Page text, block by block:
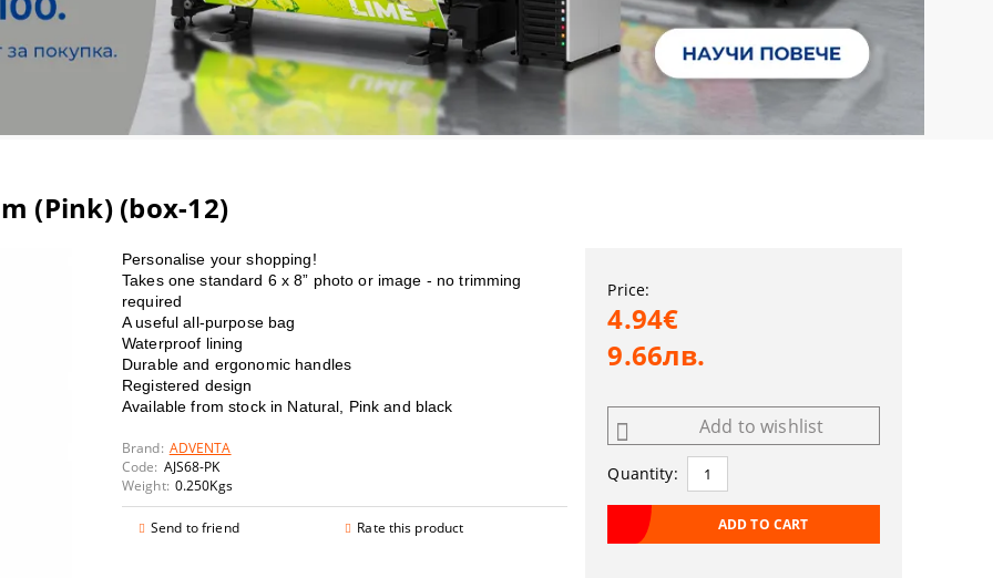
S - Solvent Large Format Printers
printers
T - large format printers/scanners POS/CAD/GIS
VersiFlex decorating system
GEL PRINTERS
PRINTERS
white and neon toner
transfer media
printing supplies
SEPARATION
Ink-Jet Pprintable CD/DVD/BD discs
t-shirts
Adhesive Cardboards
and consumables
and calendars
(Pink) (box-12)
Personalise your shopping!
Takes one standard 6 x 8” photo or image - no trimming
required
A useful all-purpose bag
Waterproof lining
Durable and ergonomic handles
Registered design
Available from stock in Natural, Pink and black
Brand: ADVENTA
Code: AJS68-PK
Weight: 0.250Kgs
Send to friend Rate this product
Price:
4.94€
9.66лв.
Add to wishlist
Quantity: